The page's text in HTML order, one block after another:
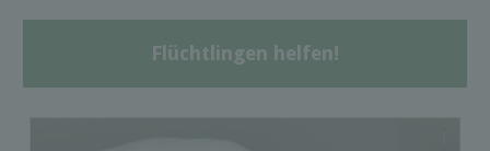
Flüchtlingen helfen!